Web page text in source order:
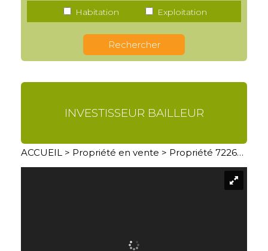
Habitation Exploitation
INVESTISSEUR BAILLEUR
ACCUEIL > Propriété en vente > Propriété 7226BP03